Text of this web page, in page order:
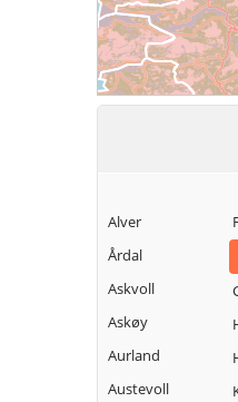
Alver
Årdal
Askvoll
Askøy
Aurland
Austevoll